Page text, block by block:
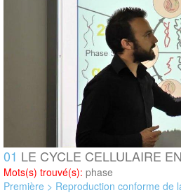
01 LE CYCLE CELLULAIRE
Mots(s) trouvé(s): phase
Première > Reproduction conforme de